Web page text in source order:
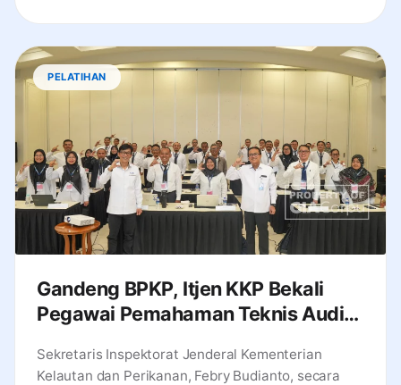
PELATIHAN
Gandeng BPKP, Itjen KKP Bekali
Pegawai Pemahaman Teknis Audit
Sekretaris Inspektorat Jenderal Kementerian
Kelautan dan Perikanan, Febry Budianto, secara